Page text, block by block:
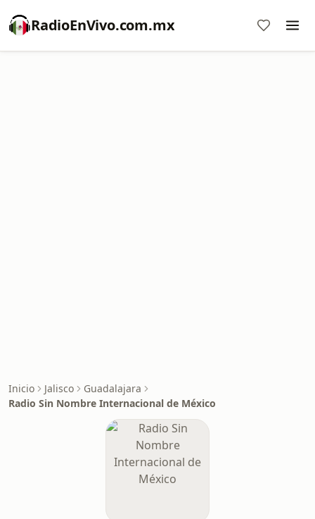
RadioEnVivo.com.mx
Inicio Jalisco
Guadalajara
Radio Sin Nombre Internacional de México